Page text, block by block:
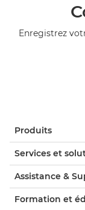
Enregistrez
Produits
Services et
Assistance &
Formation et